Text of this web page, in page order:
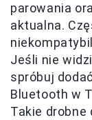
parowania
aktualna.
Jeśli nie
spróbuj
Bluetooth w
Takie drobne